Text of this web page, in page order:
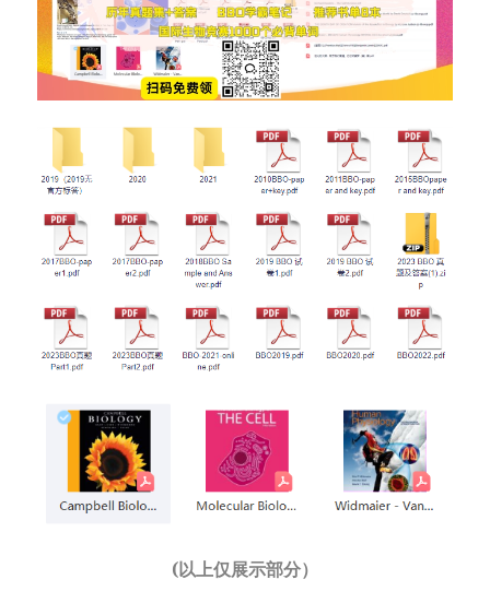
(以上仅展示部分）